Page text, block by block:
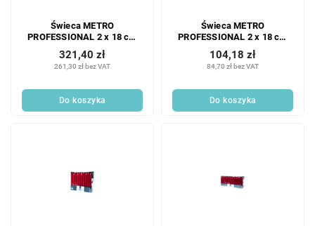
Świeca METRO
PROFESSIONAL 2 x 18 cm
kość słoniowa 100 szt.
261,30 zł bez VAT
321,40 zł
Do koszyka
Świeca METRO
PROFESSIONAL 2 x 18 cm
biała 30 szt.
84,70 zł bez VAT
104,18 zł
Do koszyka